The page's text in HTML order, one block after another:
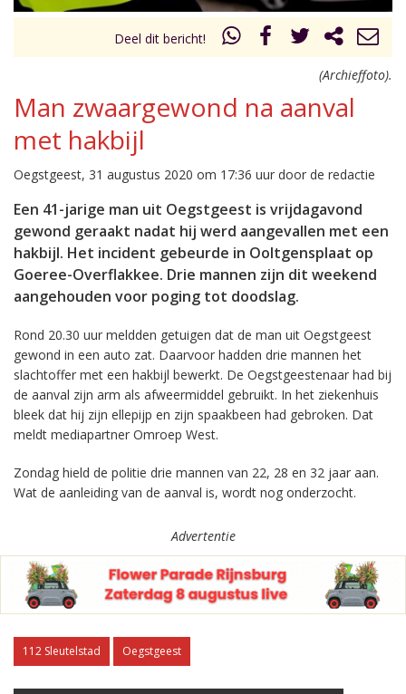
Deel dit bericht!
(Archieffoto).
Man zwaargewond na aanval
met hakbijl
Oegstgeest, 31 augustus 2020 om 17:36 uur door de redactie
Een 41-jarige man uit Oegstgeest is vrijdagavond
gewond geraakt nadat hij werd aangevallen met een
hakbijl. Het incident gebeurde in Ooltgensplaat op
Goeree-Overflakkee. Drie mannen zijn dit weekend
aangehouden voor poging tot doodslag.
Rond 20.30 uur meldden getuigen dat de man uit Oegstgeest
gewond in een auto zat. Daarvoor hadden drie mannen het
slachtoffer met een hakbijl bewerkt. De Oegstgeestenaar had bij
de aanval zijn arm als afweermiddel gebruikt. In het ziekenhuis
bleek dat hij zijn ellepijp en zijn spaakbeen had gebroken. Dat
meldt mediapartner Omroep West.
Zondag hield de politie drie mannen van 22, 28 en 32 jaar aan.
Wat de aanleiding van de aanval is, wordt nog onderzocht.
Advertentie
112 Sleutelstad Oegstgeest